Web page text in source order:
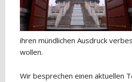
ihren mündlichen Ausdruck
wollen.
Wir besprechen einen aktuellen